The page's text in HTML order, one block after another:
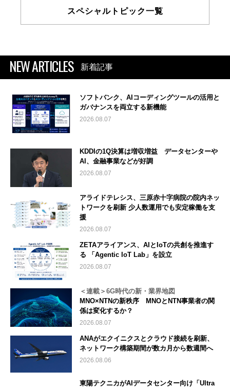
スペシャルトピック一覧
NEW ARTICLES 新着記事
ソフトバンク、AIコーディングツールの活用と
ガバナンスを両立する新機能
2026.08.07
KDDIの1Q決算は増収増益 データセンターや
AI、金融事業などが好調
2026.08.07
アライドテレシス、三原赤十字病院の院内ネッ
トワークを刷新 少人数運用でも安定稼働を支
援
2026.08.07
ZETAアライアンス、AIとIoTの共創を推進す
る 「Agentic IoT Lab」を設立
2026.08.07
＜連載＞6G時代の新・業界地図
MNO×NTNの新秩序 MNOとNTN事業者の関
係は変化するか？
2026.08.07
ANAがエクイニクスとクラウド接続を刷新、
ネットワーク構築期間が数カ月から数週間へ
2026.08.06
東陽テクニカがAIデータセンター向け「Ultra